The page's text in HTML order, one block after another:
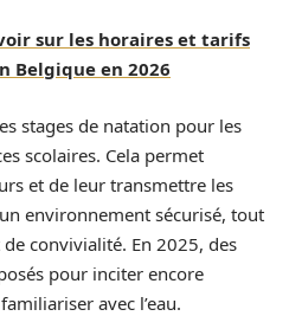
sur les horaires et tarifs
Belgique en 2026
stages de natation pour les
scolaires. Cela permet
et de leur transmettre les
environnement sécurisé, tout
convivialité. En 2025, des
pour inciter encore
avec l’eau.